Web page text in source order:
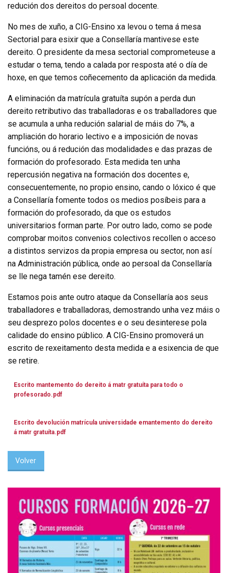
redución dos dereitos do persoal docente.
No mes de xuño, a CIG-Ensino xa levou o tema á mesa
Sectorial para esixir que a Consellaría mantivese este
dereito. O presidente da mesa sectorial comprometeuse a
estudar o tema, tendo a calada por resposta até o día de
hoxe, en que temos coñecemento da aplicación da medida.
A eliminación da matrícula gratuíta supón a perda dun
dereito retributivo das traballadoras e os traballadores que
se acumula a unha redución salarial de máis do 7%, a
ampliación do horario lectivo e a imposición de novas
funcións, ou á redución das modalidades e das prazas de
formación do profesorado. Esta medida ten unha
repercusión negativa na formación dos docentes e,
consecuentemente, no propio ensino, cando o lóxico é que
a Consellaría fomente todos os medios posíbeis para a
formación do profesorado, da que os estudos
universitarios forman parte. Por outro lado, como se pode
comprobar moitos convenios colectivos recollen o acceso
a distintos servizos da propia empresa ou sector, non así
na Administración pública, onde ao persoal da Consellaría
se lle nega tamén ese dereito.
Estamos pois ante outro ataque da Consellaría aos seus
traballadores e traballadoras, demostrando unha vez máis o
seu desprezo polos docentes e o seu desinterese pola
calidade do ensino público. A CIG-Ensino promoverá un
escrito de rexeitamento desta medida e a esixencia de que
se retire.
Escrito mantemento do dereito á matr gratuíta para todo o
profesorado.pdf
Escrito devolución matrícula universidade emantemento do dereito
á matr gratuíta.pdf
Volver